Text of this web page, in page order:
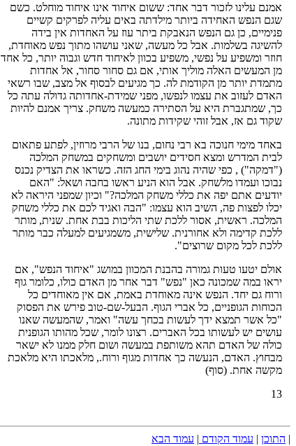
אמנם עלינו לזכור דבר אחד: ששום איחוד אינו איחוד מוחלט. כשם
שגם הנפש האחידה ביותר מילדתה באים עליה לפרקים קשיים
פנימיים, כן גם הנפש הנאבקת ביתר עוז על האחדות אין בידה
להשיגה בשלמות. אבל כל מעשה, שאני עושהו מתוך נפש מאוחדת,
חוזר ומשפיע על נפשי, משפיע בכוון לאיחוד חדש וגבוה יותר, כל אחד
מן המעשים האלה מוליך אותי, אם גם סחור סחור, אל אחדות
מתמדת יותר מן הקודמת לה. כך מגיעים לבסוף אל מצב, שבו רשאי
האדם לעזוב את עצמו לנפשו, מפני שמידת-אחדותה גדולה עתה כל
כך, שמתגברת היא על הסתירה כמעשה משחק. צריך אמנם להיות
שקוד גם אז, אבל זוהי שקידות מתונה.
באחד מימי חנוכה בא רבי נחום, בנו של הרבי מרוזין, לפתע פתאום
לבית המדרש ומצא חסידים יושבים ומשחקים במשחק המלכה
("דמקה") , כפי שהיה נהוג בימי החג הזה. כשראו את הצדיק נכנס
נבוכו ועמדו מלשחק. אבל הוא הניע ראשו בחבה ושאל: "האם
יודעים אתם יפה את כללי משחק המלכה?" וכיון שמפני היראה לא
יכלו לפצות פה, השיב הוא עצמו: "הבה ואגיד לכם את כללי משחק
המלכה. ראשית, אסור ללכת שתי הליכות בבת אחת. שנית, מותר
ללכת קדימה ולא אחורנית. שלישית, משמגיעים למעלה כבר מותר
ללכת לכל מקום שרוצים".
אולם יטעו טעות גמורה בהבנת המכוון במושג "איחוד הנפש", אם
יראו במה שמכונה כאן "נפש" דבר אחר מן האדם כולו, כלומר גוף
ורוח גם יחד. הנפש אינה מאוחדת באמת, אם אין מאוחדים כל
הכוחות הגופניים, כל אברי הגוף. הבעל-שם-טוב פירש את הפסוק
"כל אשר תמצא ידך לעשות בכחך עשה" ואמר, שהמעשה שאנו
עושים יש לעשותו בכל האברים. רצונו לומר, שכל מהותו הגופנית
כולה של האדם תהא משותפת במעשה ושום חלק ממנו לא ישאר
מבחוץ. האדם, הנעשה כך אחדות מגוף ורוח., מלאכתו היא מלאכת
מקשה אחת. (סוף)
13
| התוכן | עמוד הקודם | עמוד הבא